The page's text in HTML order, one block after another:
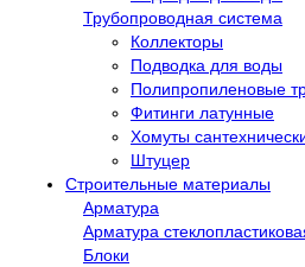
Трубопроводная система
Коллекторы
Подводка для воды
Полипропиленовые
Фитинги латунные
Хомуты
Штуцер
Строительные материалы
Арматура
Арматура
Блоки